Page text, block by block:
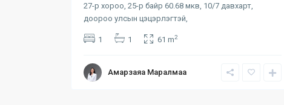
27-р хороо, 25-р байр 60.68 мкв, 10/7 давхарт,
доороо улсын цэцэрлэгтэй,
1 1 61 m2
Амарзаяа Маралмаа